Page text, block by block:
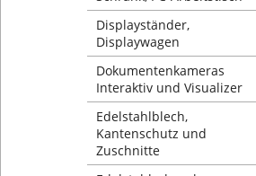
Displayständer,
Displaywagen
Dokumentenkameras
Interaktiv und Visualizer
Edelstahlblech,
Kantenschutz und
Zuschnitte